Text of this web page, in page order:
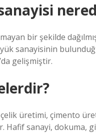
bir şekilde
sanayisinin
gelişmiştir.
üretimi, çimento
Hafif sanayi, dokuma,